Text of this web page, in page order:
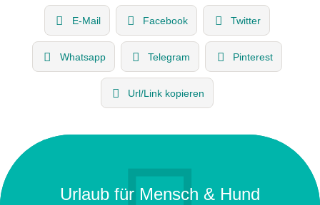
E-Mail Facebook Twitter
Whatsapp Telegram Pinterest
Url/Link kopieren
Urlaub für Mensch & Hund